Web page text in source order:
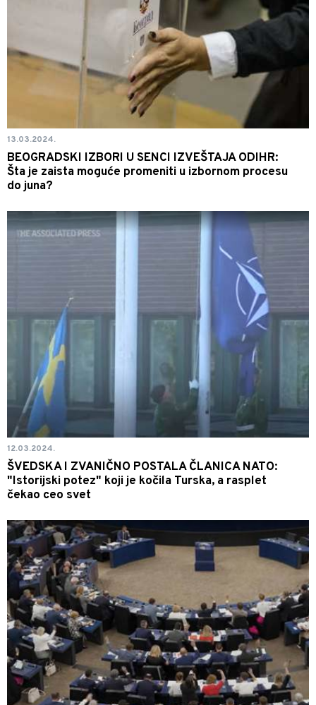
13.03.2024.
BEOGRADSKI IZBORI U SENCI IZVEŠTAJA ODIHR:
Šta je zaista moguće promeniti u izbornom procesu
do juna?
12.03.2024.
ŠVEDSKA I ZVANIČNO POSTALA ČLANICA NATO:
"Istorijski potez" koji je kočila Turska, a rasplet
čekao ceo svet